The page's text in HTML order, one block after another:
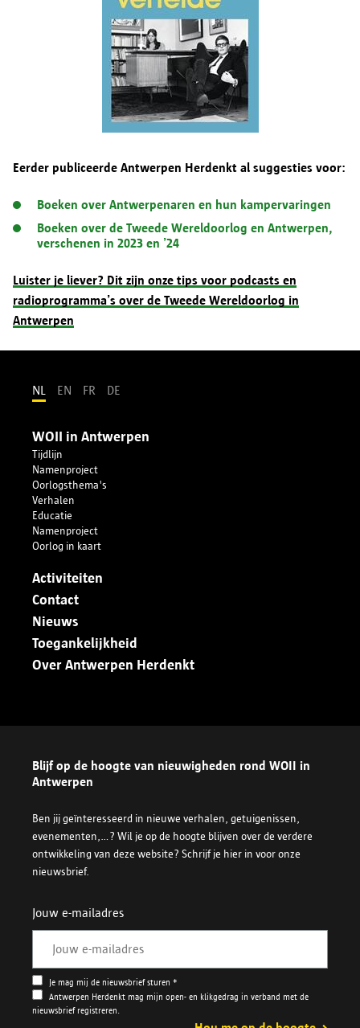
Eerder publiceerde Antwerpen Herdenkt al suggesties voor:
Boeken over Antwerpenaren en hun kampervaringen
Boeken over de Tweede Wereldoorlog en Antwerpen,
verschenen in 2023 en ’24
Luister je liever? Dit zijn onze tips voor podcasts en
radioprogramma’s over de Tweede Wereldoorlog in
Antwerpen
NL EN FR DE
WOII in Antwerpen
Tijdlijn
Namenproject
Oorlogsthema's
Verhalen
Educatie
Namenproject
Oorlog in kaart
Activiteiten
Contact
Nieuws
Toegankelijkheid
Over Antwerpen Herdenkt
Blijf op de hoogte van nieuwigheden rond WOII in
Antwerpen
Ben jij geïnteresseerd in nieuwe verhalen, getuigenissen,
evenementen,...? Wil je op de hoogte blijven over de verdere
ontwikkeling van deze website? Schrijf je hier in voor onze
nieuwsbrief.
Jouw e-mailadres
Je mag mij de nieuwsbrief sturen *
Antwerpen Herdenkt mag mijn open- en klikgedrag in verband met de
nieuwsbrief registreren.